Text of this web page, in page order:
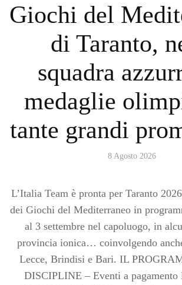
Giochi del
di Taranto,
squadra
medaglie
tante grandi
8 Agosto 2026
L’Italia Team è pronta per Taranto
dei Giochi del Mediterraneo in
al 3 settembre nel capoluogo, in
provincia ionica… coinvolgendo
Lecce, Brindisi e Bari. IL
DISCIPLINE – Eventi a